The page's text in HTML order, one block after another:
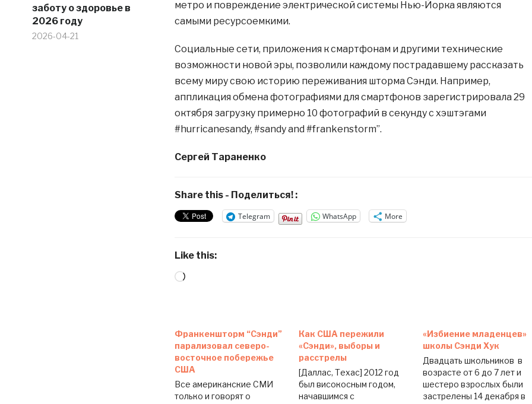
заботу о здоровье в
2026 году
2026-04-21
метро и повреждение электрической системы Нью-Йорка являются
самыми ресурсоемкими.
Социальные сети, приложения к смартфонам и другими технические
возможности новой эры, позволили каждому пострадавшему рассказать
всему миру свою историю переживания шторма Сэнди. Например,
аппликация обмена фотографиями для смартфонов зарегистрировала 29
октября загрузку примерно 10 фотографий в секунду с хэштэгами
#hurricanesandy, #sandy and #frankenstorm”.
Сергей Тараненко
Share this - Поделиться! :
Telegram WhatsApp More
Like this:
Loading…
Франкеншторм “Сэнди”
парализовал северо-
восточное побережье
США
Все американские СМИ
только и говорят о
Как США пережили
«Сэнди», выборы и
расстрелы
[Даллас, Техас] 2012 год
был високосным годом,
начавшимся с
«Избиение младенцев»
школы Сэнди Хук
Двадцать школьников в
возрасте от 6 до 7 лет и
шестеро взрослых были
застрелены 14 декабря в